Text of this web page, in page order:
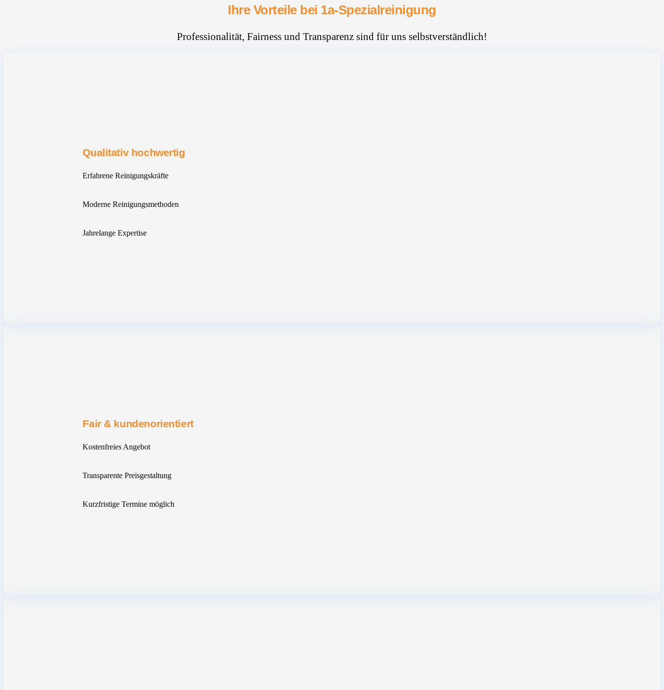
Ihre Vorteile bei 1a-Spezialreinigung
Professionalität, Fairness und Transparenz sind für uns selbstverständlich!
Qualitativ hochwertig
Erfahrene Reinigungskräfte
Moderne Reinigungsmethoden
Jahrelange Expertise
Fair & kundenorientiert
Kostenfreies Angebot
Transparente Preisgestaltung
Kurzfristige Termine möglich